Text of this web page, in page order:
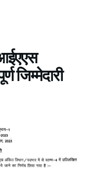
जिम्मेदारी